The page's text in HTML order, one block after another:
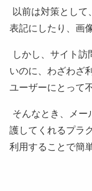
以前は対策として
表記にしたり、画
しかし、サイト
いのに、わざわざ
ユーザーにとって
そんなとき、メー
護してくれるプラ
利用することで簡